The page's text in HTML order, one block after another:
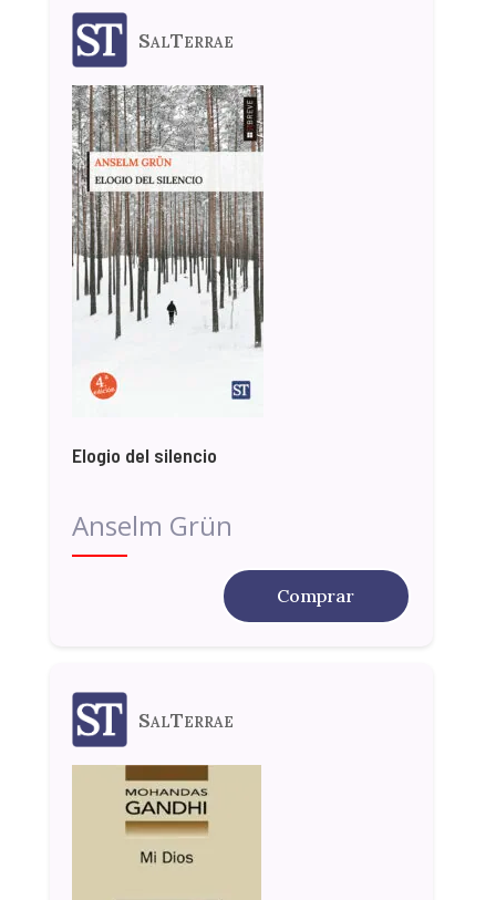
SalTerrae
Elogio del silencio
Anselm Grün
Comprar
SalTerrae